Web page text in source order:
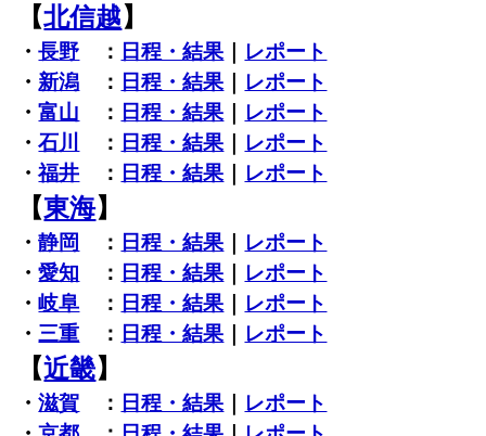
【北信越】
・長野 ： 日程・結果
レポート
・ 新潟 ： 日程・結果
レポート
・富山 ： 日程・結果
レポート
・石川 ： 日程・結果
レポート
・福井 ： 日程・結果 レポート
【東海】
・静岡 ： 日程・結果
レポート
・愛知 ： 日程・結果
レポート
・岐阜 ： 日程・結果
レポート
・ 三重 ： 日程・結果 レポート
【近畿】
・滋賀 ： 日程・結果
レポート